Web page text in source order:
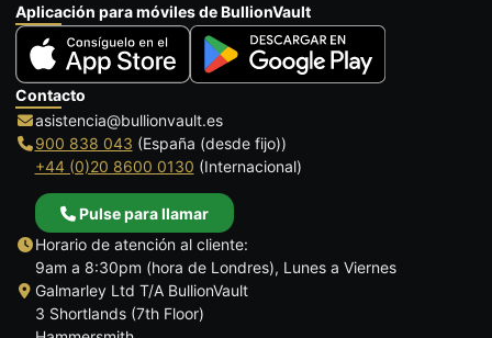
Aplicación para móviles de BullionVault
Contacto
asistencia@bullionvault.es
900 838 043 (España (desde fijo))
+44 (0)20 8600 0130 (Internacional)
Pulse para llamar
Horario de atención al cliente:
9am a 8:30pm (hora de Londres), Lunes a Viernes
Galmarley Ltd T/A BullionVault
3 Shortlands (7th Floor)